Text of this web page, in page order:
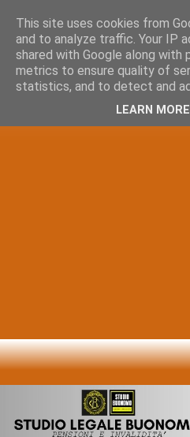
This site uses cookies from
and to analyze traffic. Your IP
shared with Google along with
metrics to ensure quality of
statistics, and to detect and
LEARN MORE